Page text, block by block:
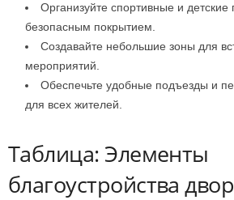
Организуйте спортивные и
безопасным покрытием.
Создавайте небольшие зоны для
мероприятий.
Обеспечьте удобные подъезды и
для всех жителей.
Таблица: Элементы
благоустройства